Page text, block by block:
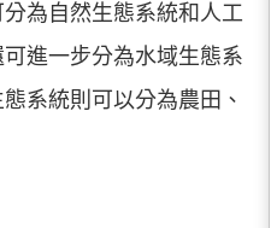
為自然生態系統和人工
進一步分為水域生態系
系統則可以分為農田、